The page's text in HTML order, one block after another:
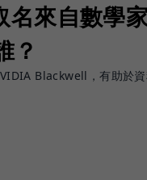
來自數學
？
Blackwell，有助於資